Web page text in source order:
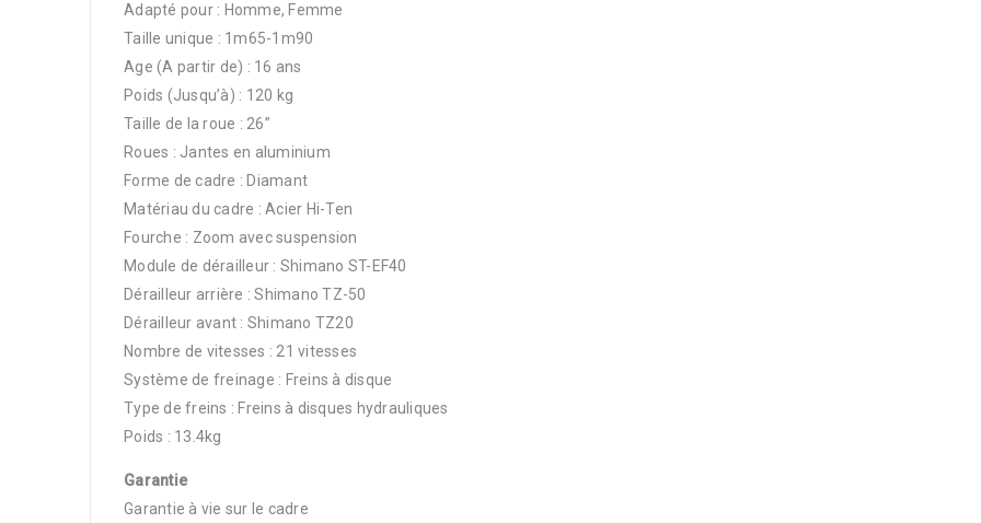
Adapté pour : Homme, Femme
Taille unique : 1m65-1m90
Age (A partir de) : 16 ans
Poids (Jusqu’à) : 120 kg
Taille de la roue : 26”
Roues : Jantes en aluminium
Forme de cadre : Diamant
Matériau du cadre : Acier Hi-Ten
Fourche : Zoom avec suspension
Module de dérailleur : Shimano ST-EF40
Dérailleur arrière : Shimano TZ-50
Dérailleur avant : Shimano TZ20
Nombre de vitesses : 21 vitesses
Système de freinage : Freins à disque
Type de freins : Freins à disques hydrauliques
Poids : 13.4kg
Garantie
Garantie à vie sur le cadre